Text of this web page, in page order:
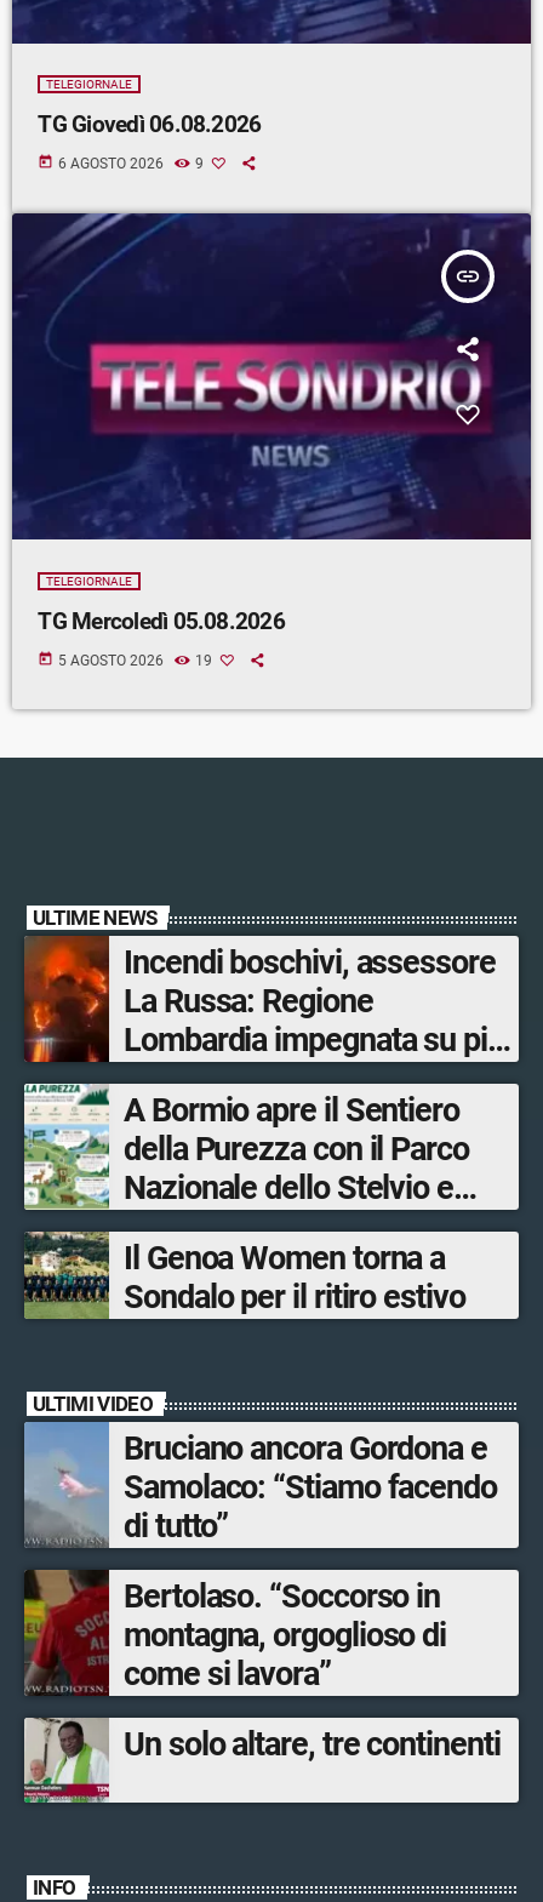
TELEGIORNALE
TG Giovedì 06.08.2026
today 6 AGOSTO 2026 9
insert_link
TELEGIORNALE
TG Mercoledì 05.08.2026
today 5 AGOSTO 2026 19
ULTIME NEWS
Incendi boschivi, assessore
La Russa: Regione
Lombardia impegnata su più
fronti, 48 volontari coinvolti
tra le province di Lecco,
Sondrio, Milano e Como
A Bormio apre il Sentiero
della Purezza con il Parco
Nazionale dello Stelvio e
Bormio Tourism
Il Genoa Women torna a
Sondalo per il ritiro estivo
ULTIMI VIDEO
Bruciano ancora Gordona e
Samolaco: “Stiamo facendo
di tutto”
Bertolaso. “Soccorso in
montagna, orgoglioso di
come si lavora”
Un solo altare, tre continenti
INFO